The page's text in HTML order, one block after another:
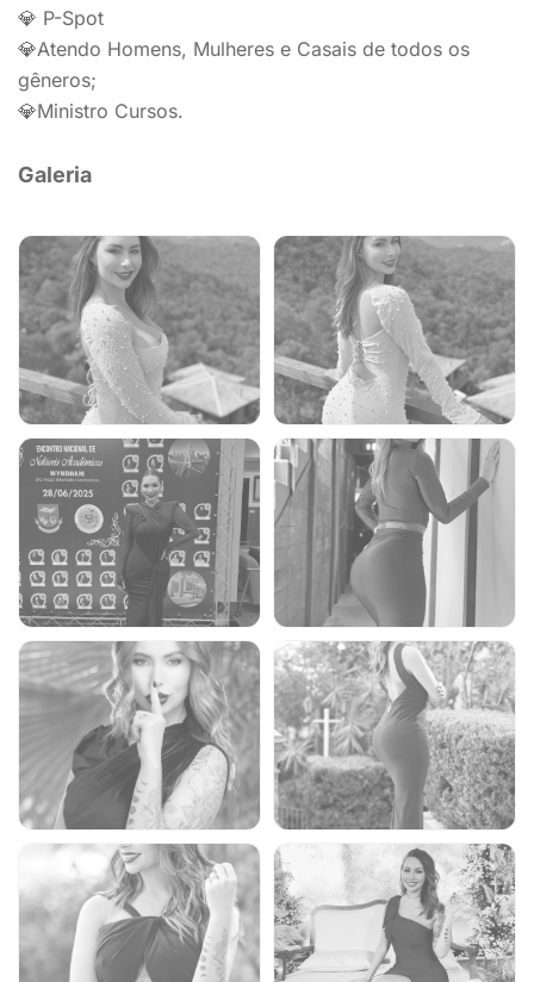
💎 P-Spot
💎Atendo Homens, Mulheres e Casais de todos os
gêneros;
💎Ministro Cursos.
Galeria